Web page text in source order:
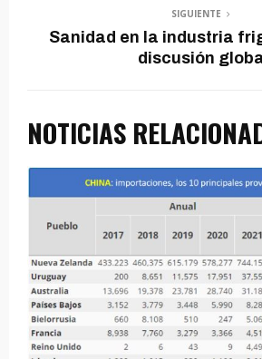
SIGUIENTE
Sanidad en la industria
discusión
NOTICIAS